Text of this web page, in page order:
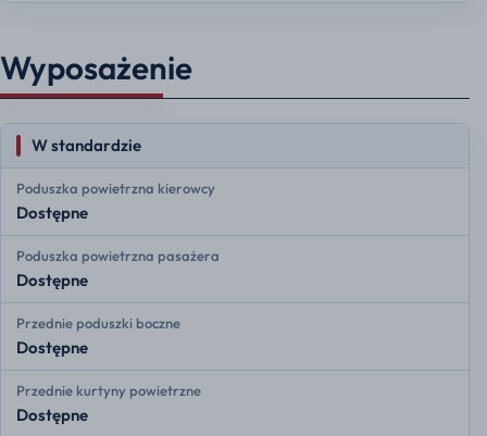
Wyposażenie
W standardzie
Poduszka powietrzna kierowcy
Dostępne
Poduszka powietrzna pasażera
Dostępne
Przednie poduszki boczne
Dostępne
Przednie kurtyny powietrzne
Dostępne